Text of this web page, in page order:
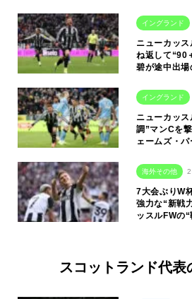
イングランド
ニューカッ
ね返して“90
碧が途中出
イングランド
ニューカッ
調”マンCを
ェームズ・
海外その他
7大会ぶりW
強力な“新戦
ッスルFWの
スコットランド代表